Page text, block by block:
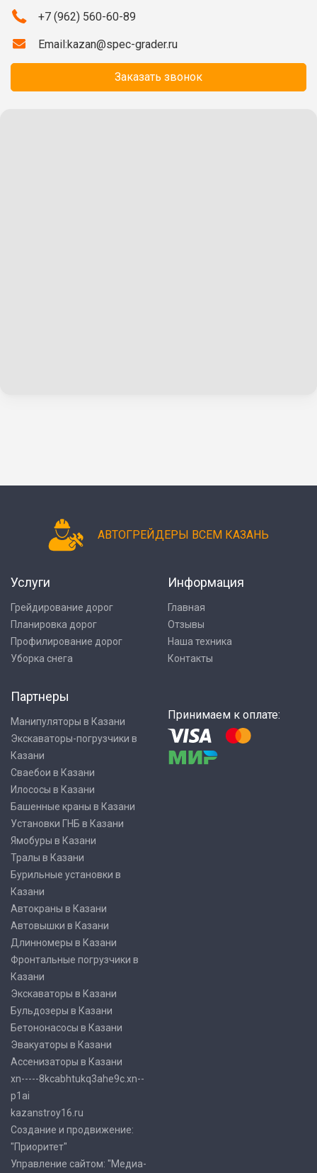
+7 (962) 560-60-89
Email:kazan@spec-grader.ru
Заказать звонок
АВТОГРЕЙДЕРЫ ВСЕМ КАЗАНЬ
Услуги
Грейдирование дорог
Планировка дорог
Профилирование дорог
Уборка снега
Информация
Главная
Отзывы
Наша техника
Контакты
Партнеры
Манипуляторы в Казани
Экскаваторы-погрузчики в
Казани
Сваебои в Казани
Илососы в Казани
Башенные краны в Казани
Установки ГНБ в Казани
Ямобуры в Казани
Тралы в Казани
Бурильные установки в
Казани
Автокраны в Казани
Автовышки в Казани
Длинномеры в Казани
Фронтальные погрузчики в
Казани
Экскаваторы в Казани
Бульдозеры в Казани
Бетононасосы в Казани
Эвакуаторы в Казани
Ассенизаторы в Казани
xn-----8kcabhtukq3ahe9c.xn--
p1ai
kazanstroy16.ru
Создание и продвижение:
"Приоритет"
Управление сайтом: "Медиа-
Принимаем к оплате: